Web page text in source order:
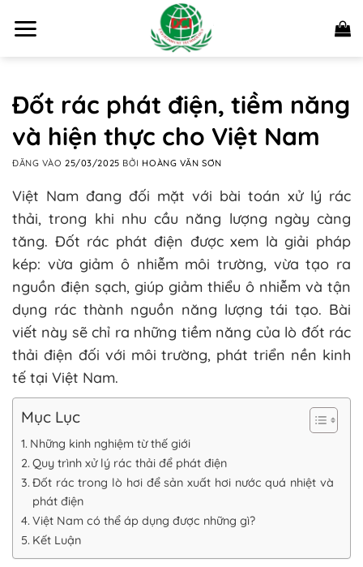
qua
Đốt rác phát điện, tiềm năng
và hiện thực cho Việt Nam
ĐĂNG VÀO25/03/2025 BỞI HOÀNG VĂN SƠN
Việt Nam đang đối mặt với bài toán xử lý rác
thải, trong khi nhu cầu năng lượng ngày càng
tăng. Đốt rác phát điện được xem là giải pháp
kép: vừa giảm ô nhiễm môi trường, vừa tạo ra
nguồn điện sạch, giúp giảm thiểu ô nhiễm và tận
dụng rác thành nguồn năng lượng tái tạo. Bài
viết này sẽ chỉ ra những tiềm năng của lò đốt rác
thải điện đối với môi trường, phát triển nền kinh
tế tại Việt Nam.
Mục Lục
Những kinh nghiệm từ thế giới
Quy trình xử lý rác thải để phát điện
Đốt rác trong lò hơi để sản xuất hơi nước quá nhiệt và
phát điện
Việt Nam có thể áp dụng được những gì?
Kết Luận